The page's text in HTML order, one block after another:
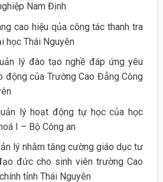
Nam Định
cao hiệu qủa công tác thanh tra
học Thái Nguyên
lý đào tạo nghề đáp ứng yêu
động của Trường Cao Đẳng Công
lý hoạt động tự học của học
I – Bộ Công an
lý nhằm tăng cường giáo dục tư
đức cho sinh viên trường Cao
tỉnh Thái Nguyên